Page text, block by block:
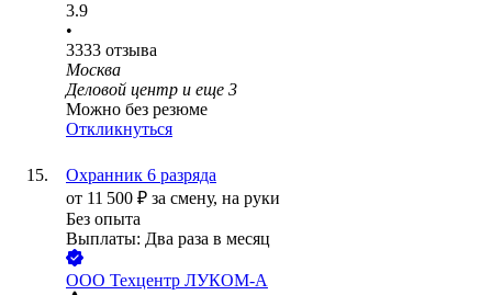
3.9
•
3333 отзыва
Москва
Деловой центр и еще 3
Можно без резюме
Откликнуться
Охранник 6 разряда
от 11 500 ₽ за смену, на руки
Без опыта
Выплаты: Два раза в месяц
ООО Техцентр ЛУКОМ-А